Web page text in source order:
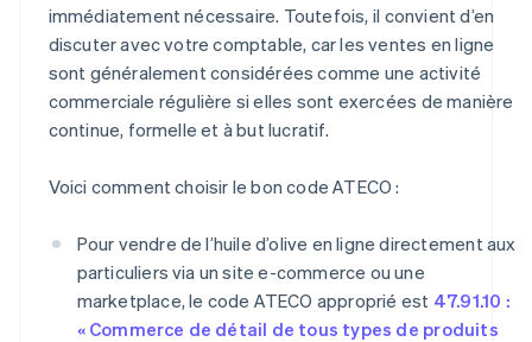
immédiatement nécessaire. Toutefois, il convient d’en
discuter avec votre comptable, car les ventes en ligne
sont généralement considérées comme une activité
commerciale régulière si elles sont exercées de manière
continue, formelle et à but lucratif.
Voici comment choisir le bon code ATECO :
Pour vendre de l’huile d’olive en ligne directement aux
particuliers via un site e-commerce ou une
marketplace, le code ATECO approprié est 47.91.10 :
« Commerce de détail de tous types de produits